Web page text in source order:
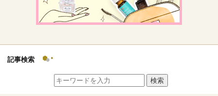
検索
記事検索
検索